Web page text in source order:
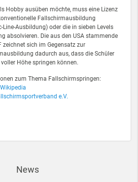
Hobby ausüben möchte, muss eine Lizenz
Fallschirmausbildung
Ausbildung) oder die in sieben Levels
absolvieren. Die aus den USA stammende
sich im Gegensatz zur
dadurch aus, dass die Schüler
Höhe springen können.
zum Thema Fallschirmspringen:
e.V.
News